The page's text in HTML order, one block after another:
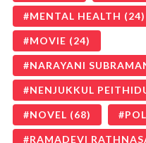
MENTAL HEALTH (24)
MOVIE (24)
NARAYANI
NENJUKKUL
NOVEL (68)
RAMADEVI